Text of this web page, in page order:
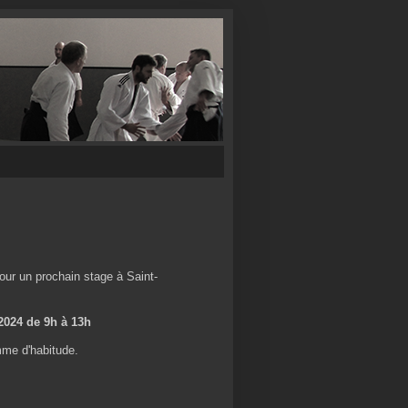
un prochain stage à Saint-
de 9h à 13h
d'habitude.